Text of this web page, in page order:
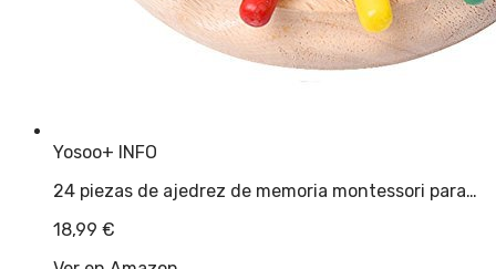
Yosoo+ INFO
24 piezas de ajedrez de memoria montessori para…
18,99 €